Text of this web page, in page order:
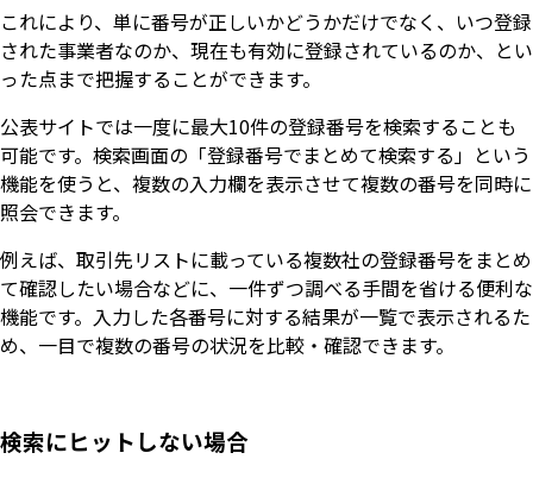
これにより、単に番号が正しいかどうかだけでなく、いつ登録
された事業者なのか、現在も有効に登録されているのか、とい
った点まで把握することができます。
公表サイトでは一度に最大10件の登録番号を検索することも
可能です。検索画面の「登録番号でまとめて検索する」という
機能を使うと、複数の入力欄を表示させて複数の番号を同時に
照会できます。
例えば、取引先リストに載っている複数社の登録番号をまとめ
て確認したい場合などに、一件ずつ調べる手間を省ける便利な
機能です。入力した各番号に対する結果が一覧で表示されるた
め、一目で複数の番号の状況を比較・確認できます。
検索にヒットしない場合